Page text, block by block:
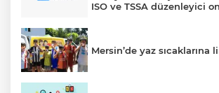
ISO ve TSSA düzenleyici
Mersin’de yaz